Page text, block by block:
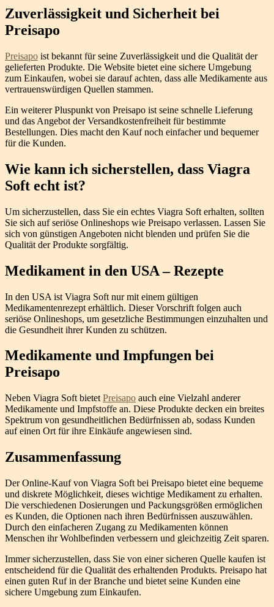
Zuverlässigkeit und Sicherheit bei
Preisapo
Preisapo ist bekannt für seine Zuverlässigkeit und die Qualität der
gelieferten Produkte. Die Website bietet eine sichere Umgebung
zum Einkaufen, wobei sie darauf achten, dass alle Medikamente aus
vertrauenswürdigen Quellen stammen.
Ein weiterer Pluspunkt von Preisapo ist seine schnelle Lieferung
und das Angebot der Versandkostenfreiheit für bestimmte
Bestellungen. Dies macht den Kauf noch einfacher und bequemer
für die Kunden.
Wie kann ich sicherstellen, dass Viagra
Soft echt ist?
Um sicherzustellen, dass Sie ein echtes Viagra Soft erhalten, sollten
Sie sich auf seriöse Onlineshops wie Preisapo verlassen. Lassen Sie
sich von günstigen Angeboten nicht blenden und prüfen Sie die
Qualität der Produkte sorgfältig.
Medikament in den USA – Rezepte
In den USA ist Viagra Soft nur mit einem gültigen
Medikamentenrezept erhältlich. Dieser Vorschrift folgen auch
seriöse Onlineshops, um gesetzliche Bestimmungen einzuhalten und
die Gesundheit ihrer Kunden zu schützen.
Medikamente und Impfungen bei
Preisapo
Neben Viagra Soft bietet Preisapo auch eine Vielzahl anderer
Medikamente und Impfstoffe an. Diese Produkte decken ein breites
Spektrum von gesundheitlichen Bedürfnissen ab, sodass Kunden
auf einen Ort für ihre Einkäufe angewiesen sind.
Zusammenfassung
Der Online-Kauf von Viagra Soft bei Preisapo bietet eine bequeme
und diskrete Möglichkeit, dieses wichtige Medikament zu erhalten.
Die verschiedenen Dosierungen und Packungsgrößen ermöglichen
es Kunden, die Optionen nach ihren Bedürfnissen auszuwählen.
Durch den einfacheren Zugang zu Medikamenten können
Menschen ihr Wohlbefinden verbessern und gleichzeitig Zeit sparen.
Immer sicherzustellen, dass Sie von einer sicheren Quelle kaufen ist
entscheidend für die Qualität des erhaltenden Produkts. Preisapo hat
einen guten Ruf in der Branche und bietet seine Kunden eine
sichere Umgebung zum Einkaufen.